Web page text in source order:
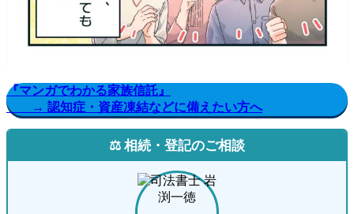
『マンガでわかる家族信託』
→ 認知症・資産凍結などに備えたい方へ
⚖️ 相続・登記のご相談